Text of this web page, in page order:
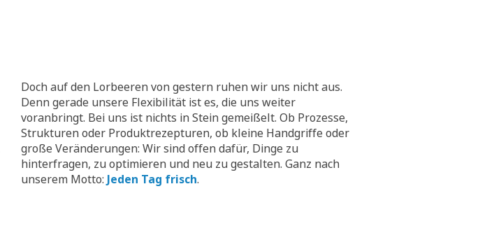
Doch auf den Lorbeeren von gestern ruhen wir uns nicht aus.
Denn gerade unsere Flexibilität ist es, die uns weiter
voranbringt. Bei uns ist nichts in Stein gemeißelt. Ob Prozesse,
Strukturen oder Produktrezepturen, ob kleine Handgriffe oder
große Veränderungen: Wir sind offen dafür, Dinge zu
hinterfragen, zu optimieren und neu zu gestalten. Ganz nach
unserem Motto: Jeden Tag frisch.